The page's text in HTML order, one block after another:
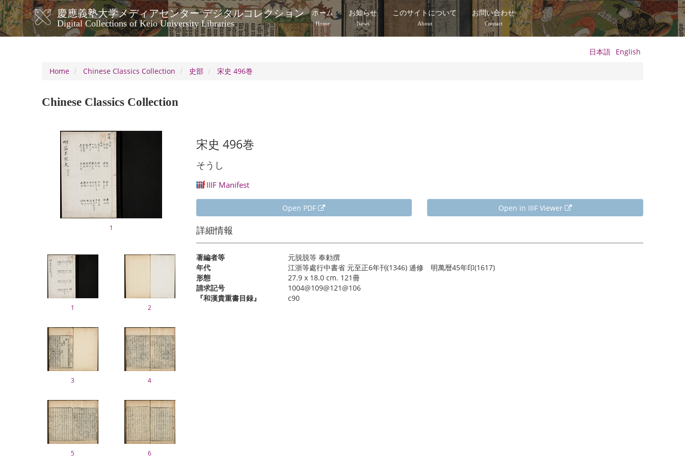
Skip
to
main
content
慶應義塾大学メディアセンター デジタルコレクション
Digital Collections of Keio University Libraries
メ
イ
ビ
シ
ホーム
Home
お知らせ
News
このサイトについて
About
お問い合わせ
Contact
日本語 English
Home
Chinese Classics Collection 史部 宋史 496巻
Chinese Classics Collection
1
1 2
3 4
5 6
宋史 496巻
そうし
IIIF Manifest
Open PDF Open in IIIF Viewer
詳細情報
著編者等
元脱脱等 奉勅撰
年代
江浙等處行中書省 元至正6年刊(1346) 逓修 明萬暦45年印(1617)
形態
27.9 x 18.0 cm. 121冊
請求記号
1004@109@121@106
『和漢貴重書目録』
c90